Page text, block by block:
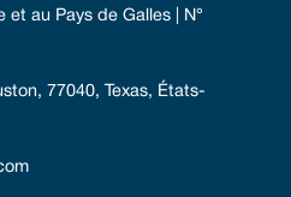
et au Pays de Galles | N°
77040, Texas, États-